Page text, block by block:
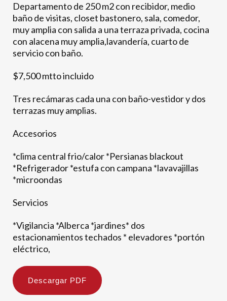
Departamento de 250 m2 con recibidor, medio
baño de visitas, closet bastonero, sala, comedor,
muy amplia con salida a una terraza privada, cocina
con alacena muy amplia,lavandería, cuarto de
servicio con baño.
$7,500 mtto incluido
Tres recámaras cada una con baño-vestidor y dos
terrazas muy amplias.
Accesorios
*clima central frio/calor *Persianas blackout
*Refrigerador *estufa con campana *lavavajillas
*microondas
Servicios
*Vigilancia *Alberca *jardines* dos
estacionamientos techados * elevadores *portón
eléctrico,
Descargar PDF